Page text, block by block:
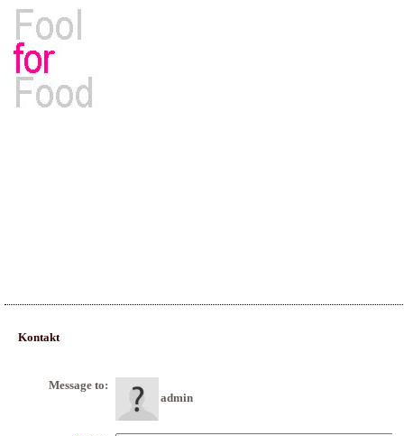
Kontakt
Message to:
admin